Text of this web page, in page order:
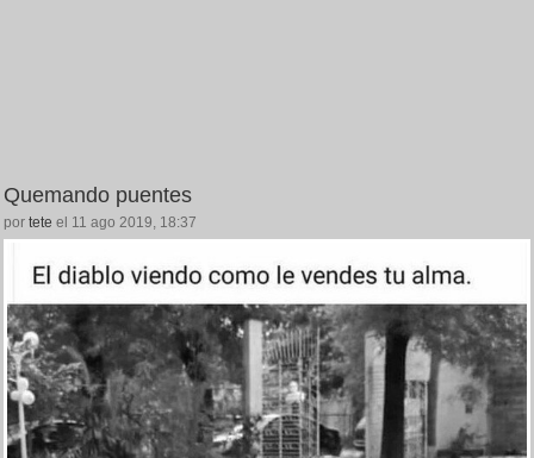
Quemando puentes
por tete el 11 ago 2019, 18:37